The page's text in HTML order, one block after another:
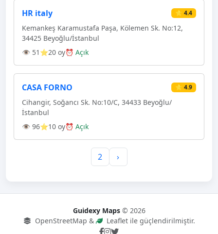
HR italy ⭐ 4.4
Kemankeş Karamustafa Paşa, Kölemen Sk. No:12,
34425 Beyoğlu/İstanbul
👁 51 ⭐20 oy⏰ Açık
CASA FORNO ⭐ 4.9
Cihangir, Soğancı Sk. No:10/C, 34433 Beyoğlu/
İstanbul
👁 96⭐10 oy⏰ Açık
2 ›
Guidexy Maps© 2026
OpenStreetMap &
Leaflet ile güçlendirilmiştir.